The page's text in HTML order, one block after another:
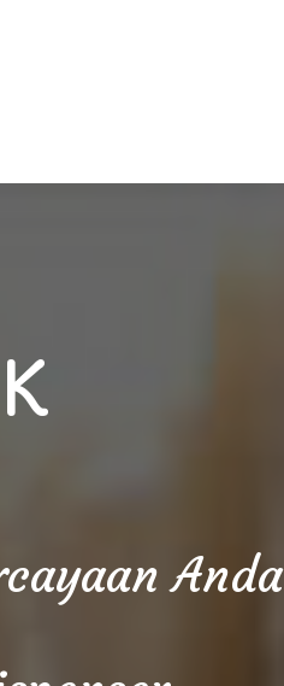
Anda